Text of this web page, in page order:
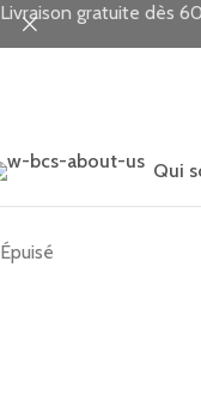
Qui
Épuisé
Livraison gratuite dès